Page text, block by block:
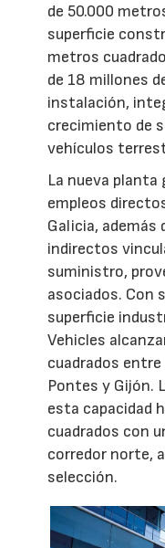
de 50.000
superficie
metros
de 18 millones
instalación,
crecimiento de
vehículos
La nueva planta
empleos
Galicia, además
indirectos
suministro,
asociados. Con
superficie
Vehicles
cuadrados
Pontes y Gijón.
esta capacidad
cuadrados con
corredor norte,
selección.